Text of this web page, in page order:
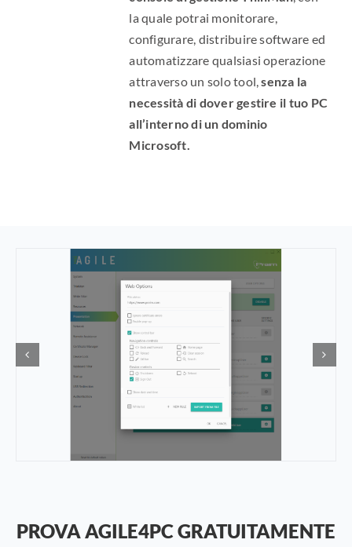
la quale potrai monitorare,
configurare, distribuire software ed
automatizzare qualsiasi operazione
attraverso un solo tool,senza la
necessità di dover gestire il tuo PC
all’interno di un dominio
Microsoft.
PROVA AGILE4PC GRATUITAMENTE